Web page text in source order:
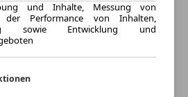
Listenpreis:
Von 16.800 € bis 30.194 €
und Inhalte, Messung von
der Performance von Inhalten,
sowie Entwicklung und